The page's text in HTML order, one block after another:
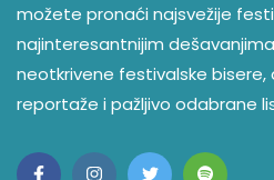
možete pronaći najsvežije
najinteresantnijim
neotkrivene festivalske bisere,
reportaže i pažljivo odabrane